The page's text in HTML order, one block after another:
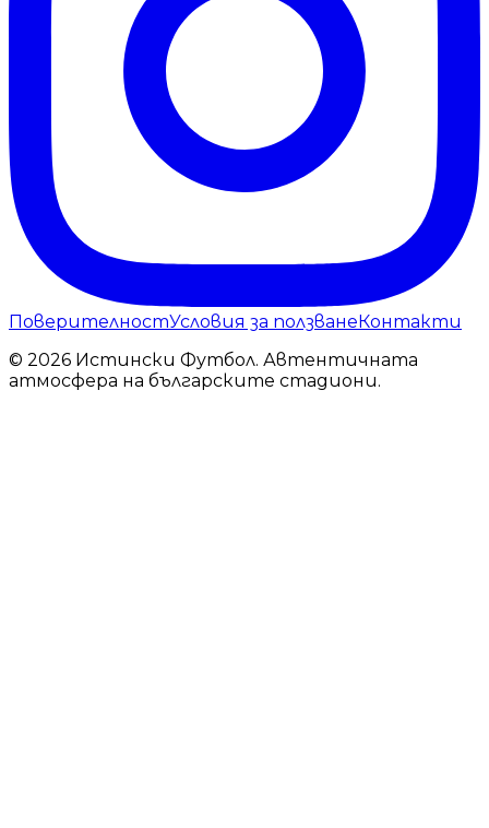
ПоверителностУсловия за ползванеКонтакти
© 2026 Истински Футбол. Автентичната
атмосфера на българските стадиони.